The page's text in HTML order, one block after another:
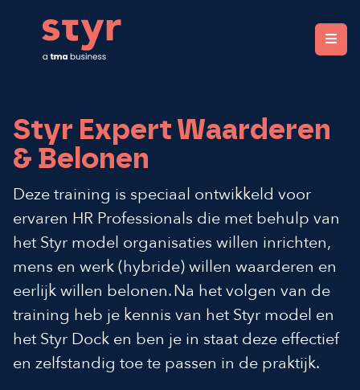
STYR. Clear organizations, fair rewards.
Styr Expert Waarderen
& Belonen
Deze training is speciaal ontwikkeld voor
ervaren HR Professionals die met behulp van
het Styr model organisaties willen inrichten,
mens en werk (hybride) willen waarderen en
eerlijk willen belonen.Na het volgen van de
training heb je kennis van het Styr model en
het Styr Dock en ben je in staat deze effectief
en zelfstandig toe te passen in de praktijk.